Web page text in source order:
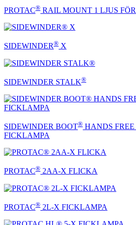
PROTAC® RAIL MOUNT 1 LJUS
SIDEWINDER® X
SIDEWINDER STALK®
SIDEWINDER BOOT® HANDS
FICKLAMPA
PROTAC® 2AA-X FLICKA
PROTAC® 2L-X FICKLAMPA